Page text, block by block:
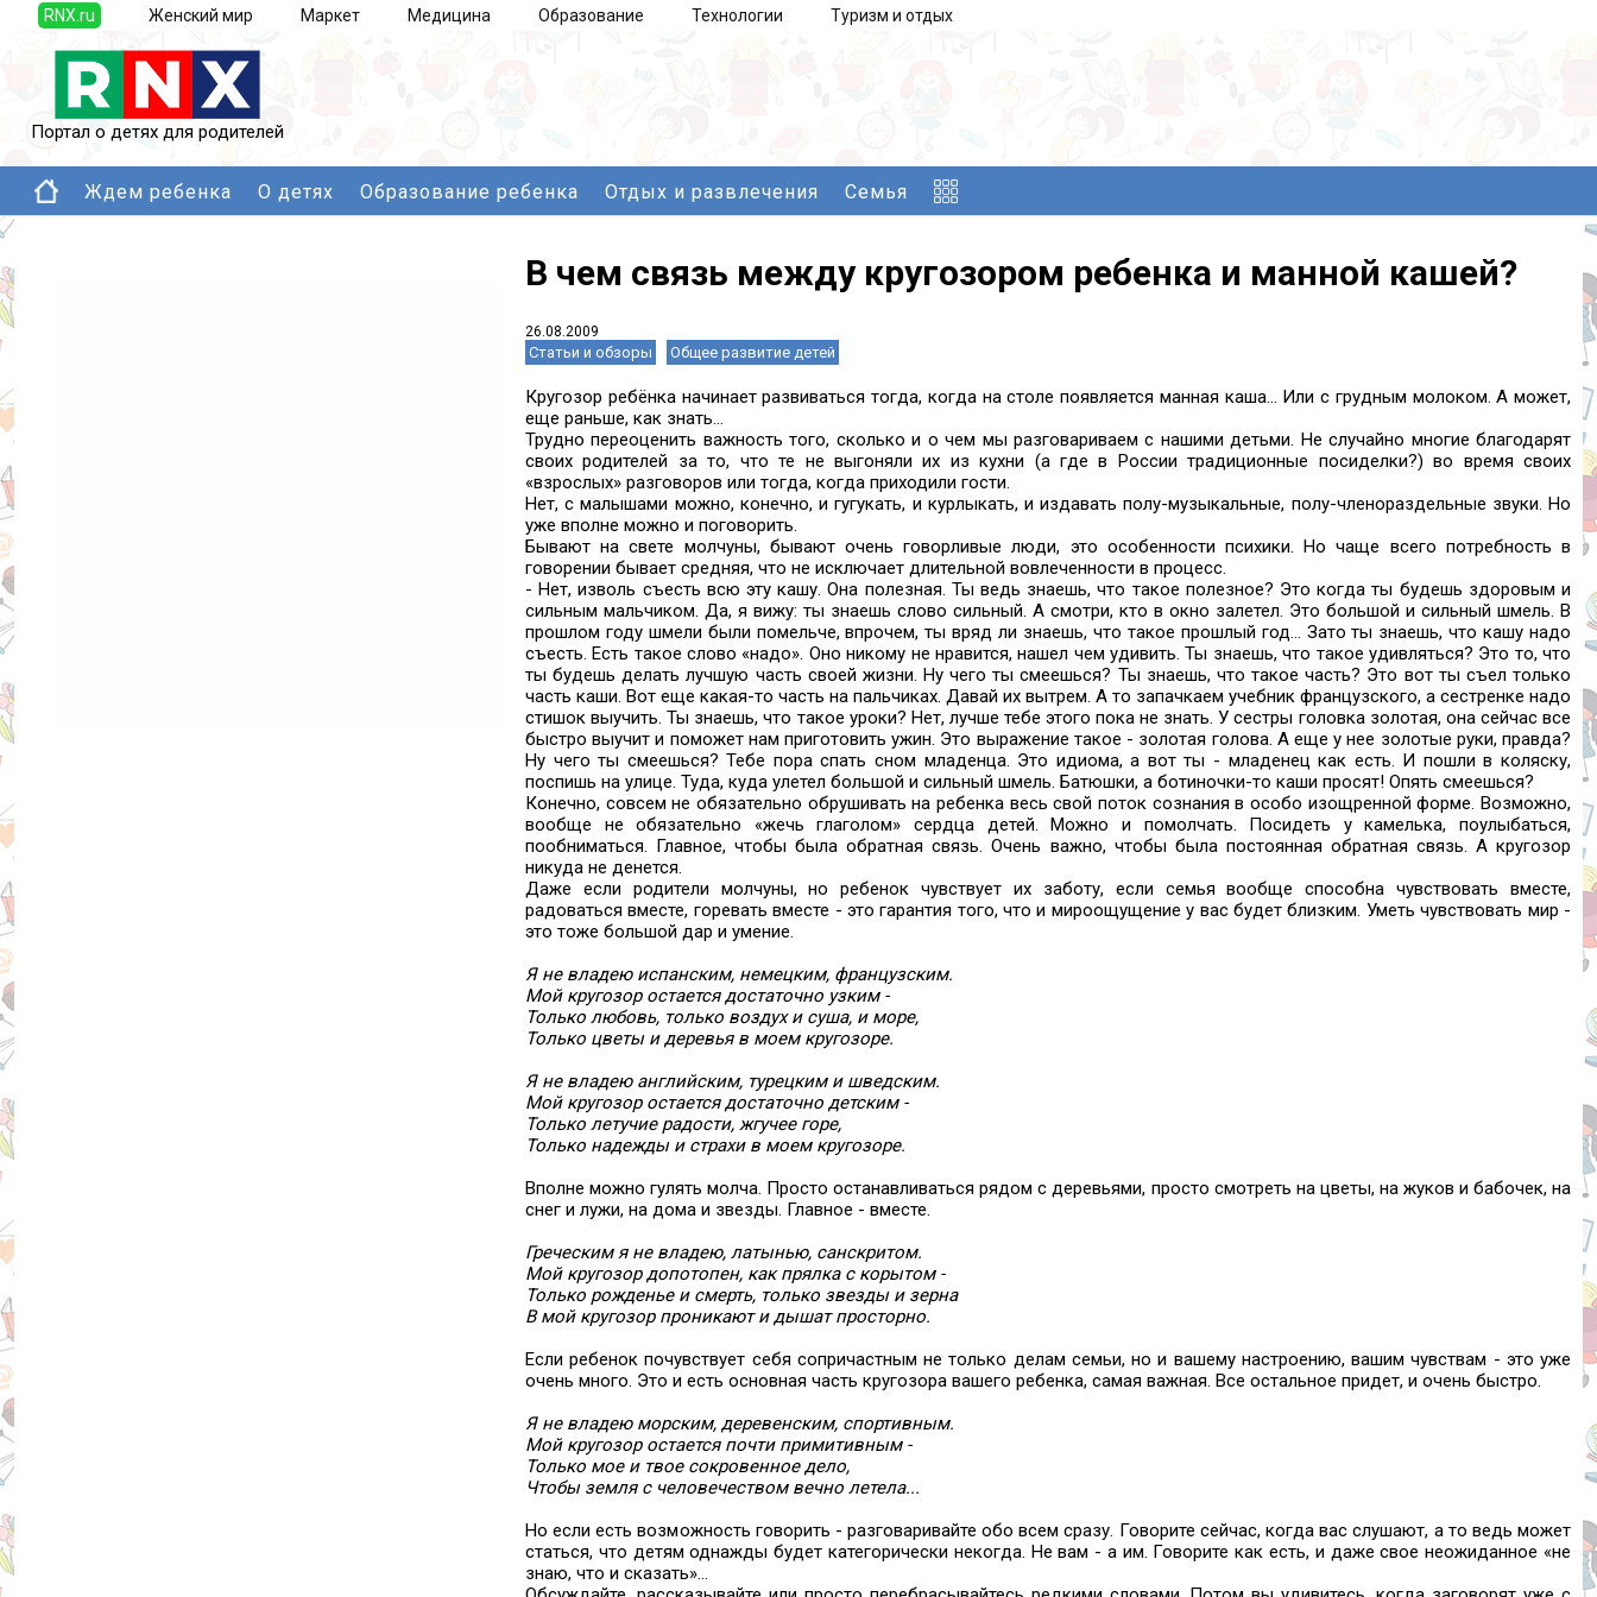
RNX.ru Женский мир Маркет Медицина Образование Технологии Туризм и отдых
Портал о детях для родителей
Ждем ребенка О детях Образование ребенка Отдых и развлечения Семья
В чем связь между кругозором ребенка и манной кашей?
26.08.2009
Статьи и обзоры Общее развитие детей
Кругозор ребёнка начинает развиваться тогда, когда на столе появляется манная каша... Или с грудным молоком. А может,
еще раньше, как знать...
Трудно переоценить важность того, сколько и о чем мы разговариваем с нашими детьми. Не случайно многие благодарят
своих родителей за то, что те не выгоняли их из кухни (а где в России традиционные посиделки?) во время своих
«взрослых» разговоров или тогда, когда приходили гости.
Нет, с малышами можно, конечно, и гугукать, и курлыкать, и издавать полу-музыкальные, полу-членораздельные звуки. Но
уже вполне можно и поговорить.
Бывают на свете молчуны, бывают очень говорливые люди, это особенности психики. Но чаще всего потребность в
говорении бывает средняя, что не исключает длительной вовлеченности в процесс.
- Нет, изволь съесть всю эту кашу. Она полезная. Ты ведь знаешь, что такое полезное? Это когда ты будешь здоровым и
сильным мальчиком. Да, я вижу: ты знаешь слово сильный. А смотри, кто в окно залетел. Это большой и сильный шмель. В
прошлом году шмели были помельче, впрочем, ты вряд ли знаешь, что такое прошлый год... Зато ты знаешь, что кашу надо
съесть. Есть такое слово «надо». Оно никому не нравится, нашел чем удивить. Ты знаешь, что такое удивляться? Это то, что
ты будешь делать лучшую часть своей жизни. Ну чего ты смеешься? Ты знаешь, что такое часть? Это вот ты съел только
часть каши. Вот еще какая-то часть на пальчиках. Давай их вытрем. А то запачкаем учебник французского, а сестренке надо
стишок выучить. Ты знаешь, что такое уроки? Нет, лучше тебе этого пока не знать. У сестры головка золотая, она сейчас все
быстро выучит и поможет нам приготовить ужин. Это выражение такое - золотая голова. А еще у нее золотые руки, правда?
Ну чего ты смеешься? Тебе пора спать сном младенца. Это идиома, а вот ты - младенец как есть. И пошли в коляску,
поспишь на улице. Туда, куда улетел большой и сильный шмель. Батюшки, а ботиночки-то каши просят! Опять смеешься?
Конечно, совсем не обязательно обрушивать на ребенка весь свой поток сознания в особо изощренной форме. Возможно,
вообще не обязательно «жечь глаголом» сердца детей. Можно и помолчать. Посидеть у камелька, поулыбаться,
пообниматься. Главное, чтобы была обратная связь. Очень важно, чтобы была постоянная обратная связь. А кругозор
никуда не денется.
Даже если родители молчуны, но ребенок чувствует их заботу, если семья вообще способна чувствовать вместе,
радоваться вместе, горевать вместе - это гарантия того, что и мироощущение у вас будет близким. Уметь чувствовать мир -
это тоже большой дар и умение.
Я не владею испанским, немецким, французским.
Мой кругозор остается достаточно узким -
Только любовь, только воздух и суша, и море,
Только цветы и деревья в моем кругозоре.
Я не владею английским, турецким и шведским.
Мой кругозор остается достаточно детским -
Только летучие радости, жгучее горе,
Только надежды и страхи в моем кругозоре.
Вполне можно гулять молча. Просто останавливаться рядом с деревьями, просто смотреть на цветы, на жуков и бабочек, на
снег и лужи, на дома и звезды. Главное - вместе.
Греческим я не владею, латынью, санскритом.
Мой кругозор допотопен, как прялка с корытом -
Только рожденье и смерть, только звезды и зерна
В мой кругозор проникают и дышат просторно.
Если ребенок почувствует себя сопричастным не только делам семьи, но и вашему настроению, вашим чувствам - это уже
очень много. Это и есть основная часть кругозора вашего ребенка, самая важная. Все остальное придет, и очень быстро.
Я не владею морским, деревенским, спортивным.
Мой кругозор остается почти примитивным -
Только мое и твое сокровенное дело,
Чтобы земля с человечеством вечно летела...
Но если есть возможность говорить - разговаривайте обо всем сразу. Говорите сейчас, когда вас слушают, а то ведь может
статься, что детям однажды будет категорически некогда. Не вам - а им. Говорите как есть, и даже свое неожиданное «не
знаю, что и сказать»...